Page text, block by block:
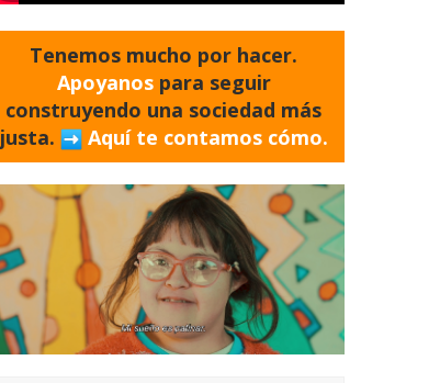
Tenemos mucho por hacer.
Apoyanos para seguir
construyendo una sociedad más
justa.
Aquí te contamos cómo.